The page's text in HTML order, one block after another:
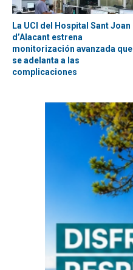
La UCI del Hospital Sant Joan
d’Alacant estrena
monitorización avanzada que
se adelanta a las
complicaciones